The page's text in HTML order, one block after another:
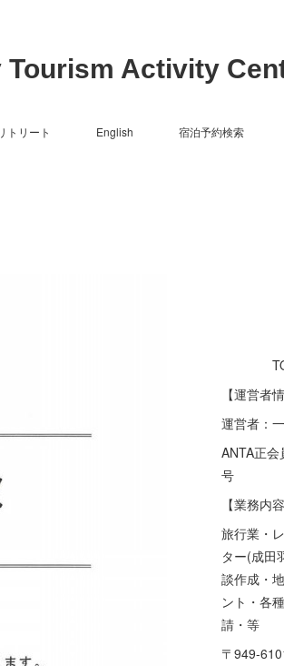
Tourism Activity
トリート English 宿泊予約検索
【運営者
運営者：
ANTA正
号
【業務内容
旅行業・
ター(成田
談作成・
ント・各
請・等
〒949-